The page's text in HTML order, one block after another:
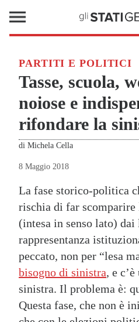
PARTITI E POLITICI
Tasse, scuola,
noiose e
rifondare la
di Michela Cella
8 Maggio 2018
La fase storico-politica
rischia di far
(intesa in senso lato)
rappresentanza
peccato, non per “lesa
bisogno di sinistra, e
sinistra. Il problema è:
Questa fase, che non è